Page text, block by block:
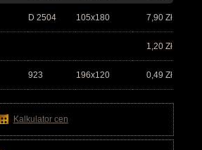
D 2504 105x180 7,90 Zł
1,20 Zł
923 196x120 0,49 Zł
Kalkulator cen